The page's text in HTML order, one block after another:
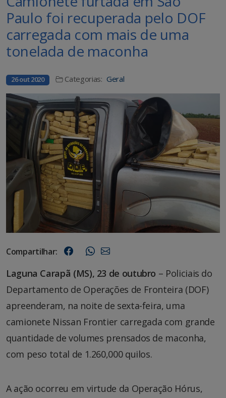
Paulo foi recuperada pelo DOF
carregada com mais de uma
tonelada de maconha
26 out 2020 Categorias: Geral
Compartilhar:
Laguna Carapã (MS), 23 de outubro – Policiais do
Departamento de Operações de Fronteira (DOF)
apreenderam, na noite de sexta-feira, uma
camionete Nissan Frontier carregada com grande
quantidade de volumes prensados de maconha,
com peso total de 1.260,000 quilos.
A ação ocorreu em virtude da Operação Hórus,